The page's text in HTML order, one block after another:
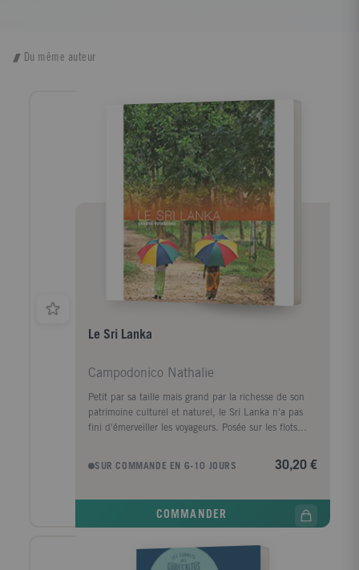
Du même auteur
Le Sri Lanka
Campodonico Nathalie
Petit par sa taille mais grand par la richesse de son
patrimoine culturel et naturel, le Sri Lanka n'a pas
fini d'émerveiller les voyageurs. Posée sur les flots
affectueusement surnommée la " Perle " , la " Larme "
ou le " Joyau " semble avoir été bénie des dieux :
coloniale et les remparts fortifiés des anciens
fraîcheur des sommets verdoyants tapissés de rizières,
de plantations de thé et de jardins d'épices, les
SUR COMMANDE EN 6-10 JOURS 30,20 €
COMMANDER